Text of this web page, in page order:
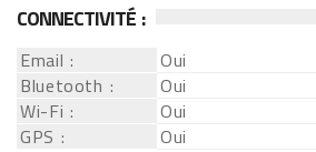
CONNECTIVITÉ :
Email :
Oui
Bluetooth :
Oui
Wi-Fi :
Oui
GPS :
Oui